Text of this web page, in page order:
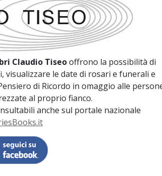
Claudio Tiseooffrono la possibilità di
visualizzare le date di rosari e funerali e
di Ricordo in omaggio alle
al proprio fianco.
anche sul portale nazionale